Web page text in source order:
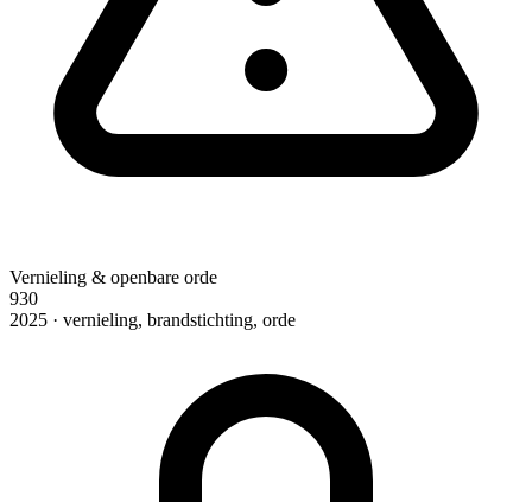
Vernieling & openbare orde
930
2025 · vernieling, brandstichting, orde